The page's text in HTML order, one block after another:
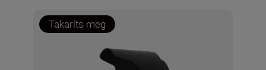
Takaríts meg